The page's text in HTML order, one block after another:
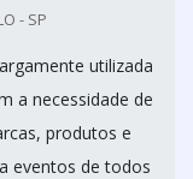
- SP
utilizada
a necessidade de
produtos e
eventos de todos